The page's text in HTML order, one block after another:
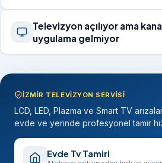
Televizyon açılıyor ama
uygulama gelmiyor
İZMIR TELEVIZYON SERVISI
LCD, LED, Plazma ve Smart TV
evde ve yerinde profesyonel tamir
Evde Tv Tamiri